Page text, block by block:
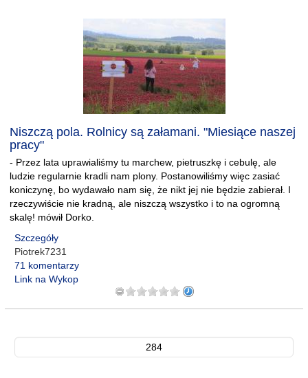
Niszczą pola. Rolnicy są załamani. "Miesiące naszej
pracy"
- Przez lata uprawialiśmy tu marchew, pietruszkę i cebulę, ale
ludzie regularnie kradli nam plony. Postanowiliśmy więc zasiać
koniczynę, bo wydawało nam się, że nikt jej nie będzie zabierał. I
rzeczywiście nie kradną, ale niszczą wszystko i to na ogromną
skalę! mówił Dorko.
Szczegóły
Piotrek7231
71 komentarzy
Link na Wykop
284